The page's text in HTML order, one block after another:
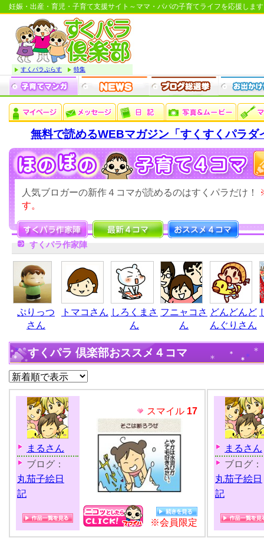
妊娠・出産・育児・子育て支援サイト～ママ・パパの子育てライフを応援しま
すくパラぷらす 特集
無料で読めるWEBマガジン「すくすくパラダ
人気ブロガーの新作４コマが読めるのはすくパラだけ！
す。
すくパラ作家陣
ぷりっつ
さん
トマコさん しろくまさ
ん
フニャコさ
ん
どんどんど
んぐりさん
すくパラ 倶楽部おススメ４コマ
スマイル 17
まるさん
ブログ：
丸茄子絵日
記
※会員限定
まるさん
ブログ：
丸茄子絵日
記